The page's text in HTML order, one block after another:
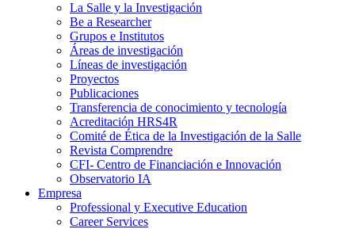
La Salle y la Investigación
Be a Researcher
Grupos e Institutos
Áreas de investigación
Líneas de investigación
Proyectos
Publicaciones
Transferencia de conocimiento y tecnología
Acreditación HRS4R
Comité de Ética de la Investigación de la Salle
Revista Comprendre
CFI- Centro de Financiación e Innovación
Observatorio IA
Empresa
Professional y Executive Education
Career Services